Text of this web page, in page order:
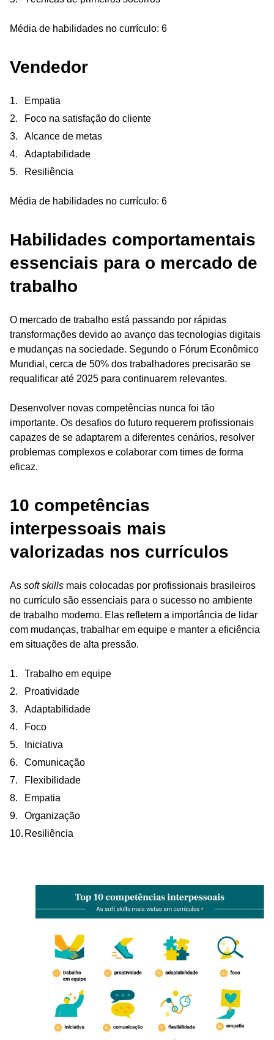
Média de habilidades no currículo: 6
Vendedor
Empatia
Foco na satisfação do cliente
Alcance de metas
Adaptabilidade
Resiliência
Média de habilidades no currículo: 6
Habilidades comportamentais
essenciais para o mercado de
trabalho
O mercado de trabalho está passando por rápidas
transformações devido ao avanço das tecnologias digitais
e mudanças na sociedade. Segundo o Fórum Econômico
Mundial, cerca de 50% dos trabalhadores precisarão se
requalificar até 2025 para continuarem relevantes.
Desenvolver novas competências nunca foi tão
importante. Os desafios do futuro requerem profissionais
capazes de se adaptarem a diferentes cenários, resolver
problemas complexos e colaborar com times de forma
eficaz.
10 competências
interpessoais mais
valorizadas nos currículos
As soft skills mais colocadas por profissionais brasileiros
no currículo são essenciais para o sucesso no ambiente
de trabalho moderno. Elas refletem a importância de lidar
com mudanças, trabalhar em equipe e manter a eficiência
em situações de alta pressão.
Trabalho em equipe
Proatividade
Adaptabilidade
Foco
Iniciativa
Comunicação
Flexibilidade
Empatia
Organização
Resiliência